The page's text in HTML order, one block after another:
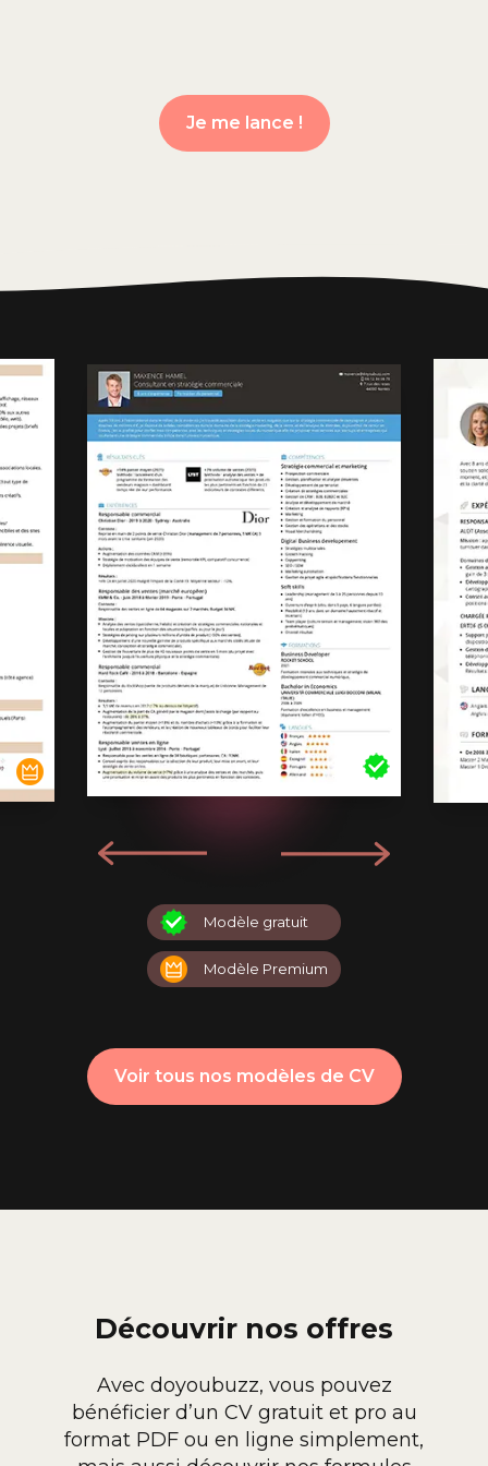
Je me lance !
Modèle gratuit
Modèle Premium
Voir tous nos modèles de CV
Découvrir nos offres
Avec doyoubuzz, vous pouvez
bénéficier d’un CV gratuit et pro au
format PDF ou en ligne simplement,